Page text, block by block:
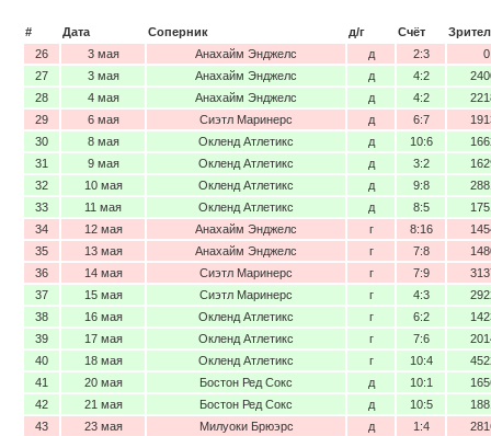
# Дата Соперник д/г Счёт
26
3 мая Анахайм Энджелс д 2:3
0
27
3 мая Анахайм Энджелс д 4:2
28
4 мая Анахайм Энджелс д 4:2
29
6 мая Сиэтл Маринерс д 6:7
30
8 мая Окленд Атлетикс д 10:6
31
9 мая Окленд Атлетикс д 3:2
32
10 мая Окленд Атлетикс д 9:8
33
11 мая Окленд Атлетикс д 8:5
34
12 мая Анахайм Энджелс г 8:16
35
13 мая Анахайм Энджелс г 7:8
36
14 мая Сиэтл Маринерс г 7:9
37
15 мая Сиэтл Маринерс г 4:3
38
16 мая Окленд Атлетикс г 6:2
39
17 мая Окленд Атлетикс г 7:6
40
18 мая Окленд Атлетикс г 10:4
41
20 мая Бостон Ред Сокс д 10:1
42
21 мая Бостон Ред Сокс д 10:5
43
23 мая Милуоки Брюэрс д 1:4